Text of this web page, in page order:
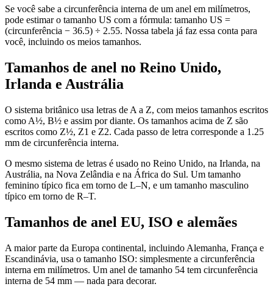
Se você sabe a circunferência interna de um anel em milímetros,
pode estimar o tamanho US com a fórmula: tamanho US =
(circunferência − 36.5) ÷ 2.55. Nossa tabela já faz essa conta para
você, incluindo os meios tamanhos.
Tamanhos de anel no Reino Unido,
Irlanda e Austrália
O sistema britânico usa letras de A a Z, com meios tamanhos escritos
como A½, B½ e assim por diante. Os tamanhos acima de Z são
escritos como Z½, Z1 e Z2. Cada passo de letra corresponde a 1.25
mm de circunferência interna.
O mesmo sistema de letras é usado no Reino Unido, na Irlanda, na
Austrália, na Nova Zelândia e na África do Sul. Um tamanho
feminino típico fica em torno de L–N, e um tamanho masculino
típico em torno de R–T.
Tamanhos de anel EU, ISO e alemães
A maior parte da Europa continental, incluindo Alemanha, França e
Escandinávia, usa o tamanho ISO: simplesmente a circunferência
interna em milímetros. Um anel de tamanho 54 tem circunferência
interna de 54 mm — nada para decorar.